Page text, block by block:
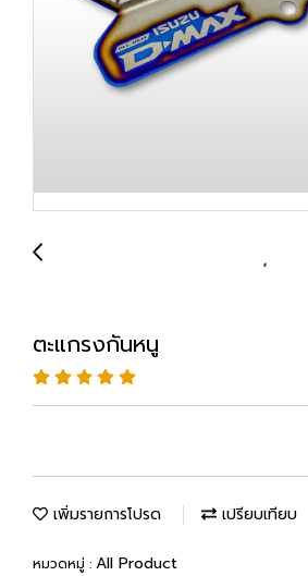
ตะแกรงกันหนู
เพิ่มรายการโปรด เปรียบเทียบ
หมวดหมู่ : All Product